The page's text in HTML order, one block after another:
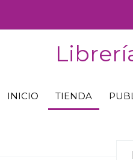
INICIO TIENDA